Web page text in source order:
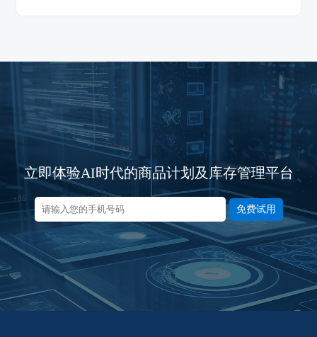
立即体验AI时代的商品计划及库存管理平台
免费试用